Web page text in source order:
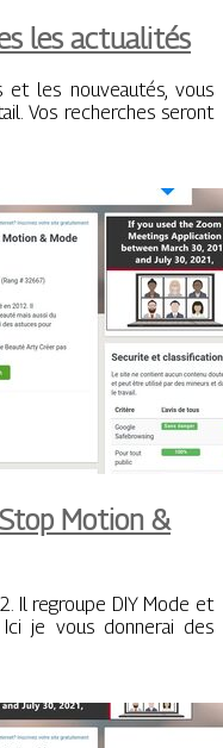
les actualités
et les nouveautés, vous
Vos recherches seront
Motion &
Il regroupe DIY Mode et
je vous donnerai des